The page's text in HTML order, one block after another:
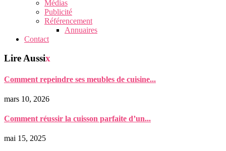
Médias
Publicité
Référencement
Annuaires
Contact
Lire Aussix
Comment repeindre ses meubles de cuisine...
mars 10, 2026
Comment réussir la cuisson parfaite d’un...
mai 15, 2025